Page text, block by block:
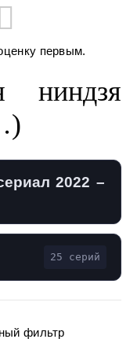
первым.
ниндзя
2022 –
25 серий
фильтр